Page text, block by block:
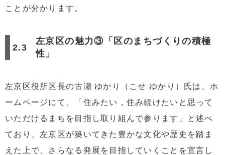
ことが分かります。
左京区の魅力③「区のまちづくりの積極
性」
左京区役所区長の古瀬 ゆかり（こせ ゆかり）氏は、ホ
ームページにて、「住みたい，住み続けたいと思って
いただけるまちを目指し取り組んで参ります」と述べ
ており、左京区が築いてきた豊かな文化や歴史を踏ま
えた上で、さらなる発展を目指していくことを宣言し